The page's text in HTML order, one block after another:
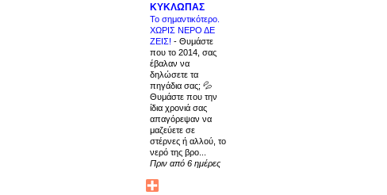
ΚΥΚΛΩΠΑΣ
Το σημαντικότερο.
ΧΩΡΙΣ ΝΕΡΟ ΔΕ
ΖΕΙΣ! - Θυμάστε
που το 2014, σας
έβαλαν να
δηλώσετε τα
πηγάδια σας; 💦
Θυμάστε που την
ίδια χρονιά σας
απαγόρεψαν να
μαζεύετε σε
στέρνες ή αλλού, το
νερό της βρο...
Πριν από 6 ημέρες